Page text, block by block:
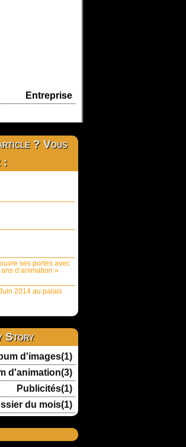
Entreprise
? Vous
:
ses portes avec
d’animation »
2014 au palais
Story
d'images(1)
d'animation(3)
Publicités(1)
du mois(1)